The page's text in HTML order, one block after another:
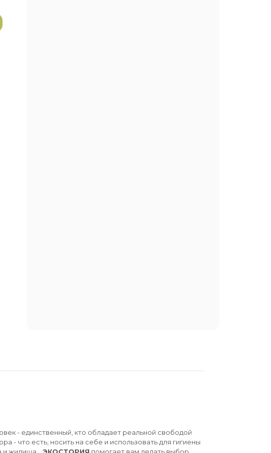
- единственный, кто обладает реальной свободой
- что есть, носить на себе и использовать для гигиены
и жилища... ЭКОСТОРИЯ помогает вам делать выбор